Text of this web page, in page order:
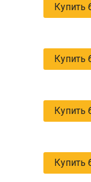
Купить
Купить
Купить
Купить